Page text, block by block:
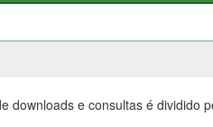
e consultas é dividido